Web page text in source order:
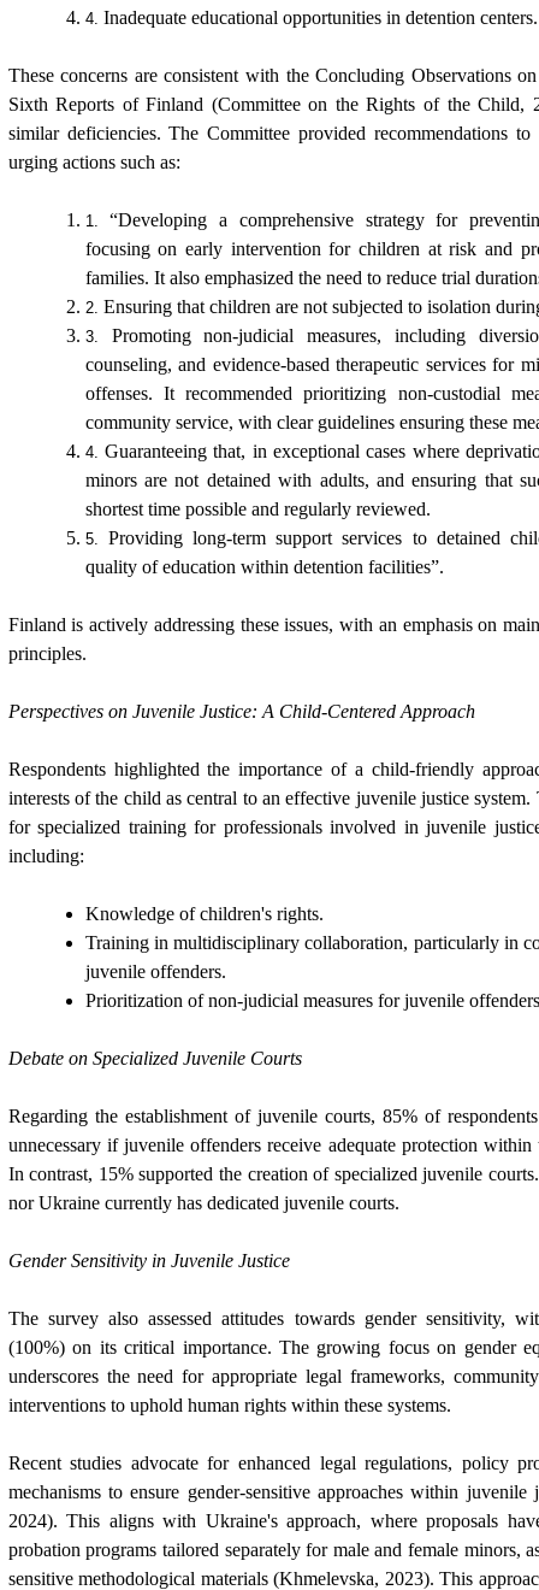
Inadequate educational opportunities in detention centers.
These concerns are consistent with the Concluding Observations
Sixth Reports of Finland (Committee on the Rights of the Child,
similar deficiencies. The Committee provided recommendations
urging actions such as:
“Developing a comprehensive strategy for
focusing on early intervention for children at risk and
families. It also emphasized the need to reduce trial
Ensuring that children are not subjected to isolation
Promoting non-judicial measures, including
counseling, and evidence-based therapeutic services for
offenses. It recommended prioritizing non-custodial
community service, with clear guidelines ensuring these
Guaranteeing that, in exceptional cases where
minors are not detained with adults, and ensuring that
shortest time possible and regularly reviewed.
Providing long-term support services to detained
quality of education within detention facilities”.
Finland is actively addressing these issues, with an emphasis on
principles.
Perspectives on Juvenile Justice: A Child-Centered Approach
Respondents highlighted the importance of a child-friendly
interests of the child as central to an effective juvenile justice system.
for specialized training for professionals involved in juvenile
including:
Knowledge of children's rights.
Training in multidisciplinary collaboration, particularly in
juvenile offenders.
Prioritization of non-judicial measures for juvenile
Debate on Specialized Juvenile Courts
Regarding the establishment of juvenile courts, 85% of
unnecessary if juvenile offenders receive adequate protection within
In contrast, 15% supported the creation of specialized juvenile
nor Ukraine currently has dedicated juvenile courts.
Gender Sensitivity in Juvenile Justice
The survey also assessed attitudes towards gender sensitivity,
(100%) on its critical importance. The growing focus on gender
underscores the need for appropriate legal frameworks,
interventions to uphold human rights within these systems.
Recent studies advocate for enhanced legal regulations, policy
mechanisms to ensure gender-sensitive approaches within juvenile
2024). This aligns with Ukraine's approach, where proposals
probation programs tailored separately for male and female minors,
sensitive methodological materials (Khmelevska, 2023). This